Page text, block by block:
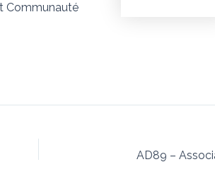
Communauté